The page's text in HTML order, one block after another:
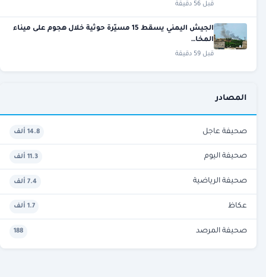
قبل 56 دقيقة
الجيش اليمني يسقط 15 مسيّرة حوثية خلال هجوم على ميناء
المخا…
قبل 59 دقيقة
المصادر
صحيفة عاجل 14.8 ألف
صحيفة اليوم 11.3 ألف
صحيفة الرياضية 7.4 ألف
عكاظ 1.7 ألف
صحيفة المرصد 188